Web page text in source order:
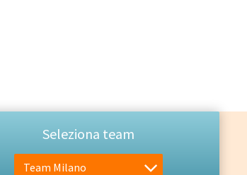
Seleziona team
Team Milano